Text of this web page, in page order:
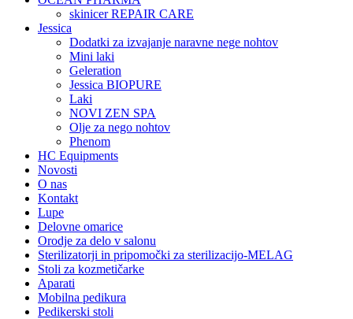
skinicer REPAIR CARE
Jessica
Dodatki za izvajanje naravne nege nohtov
Mini laki
Geleration
Jessica BIOPURE
Laki
NOVI ZEN SPA
Olje za nego nohtov
Phenom
HC Equipments
Novosti
O nas
Kontakt
Lupe
Delovne omarice
Orodje za delo v salonu
Sterilizatorji in pripomočki za sterilizacijo-MELAG
Stoli za kozmetičarke
Aparati
Mobilna pedikura
Pedikerski stoli